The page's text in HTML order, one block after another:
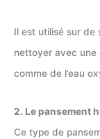
Il est utilisé sur de
nettoyer avec une
comme de l’eau
2. Le pansement
Ce type de